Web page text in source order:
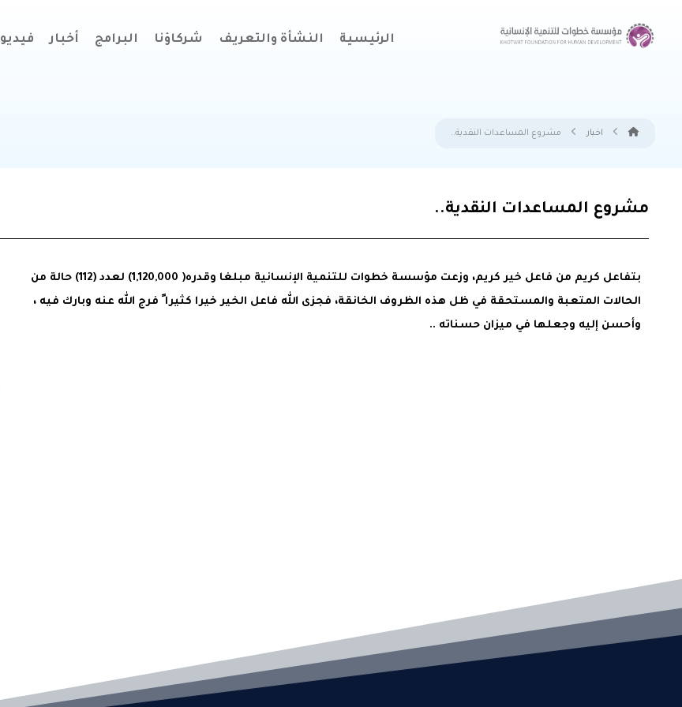
الرئيسية النشأة والتعريف شركاؤنا البرامج أخبار فيديو
اخبار مشروع المساعدات النقدية..
مشروع المساعدات النقدية..
بتفاعل كريم من فاعل خير كريم، وزعت مؤسسة خطوات للتنمية الإنسانية مبلغا وقدره( 1,120,000) لعدد (112) حالة من
الحالات المتعبة والمستحقة في ظل هذه الظروف الخانقة، فجزى الله فاعل الخير خيرا كثيرا ً فرج الله عنه وبارك فيه ،
وأحسن إليه وجعلها في ميزان حسناته ..